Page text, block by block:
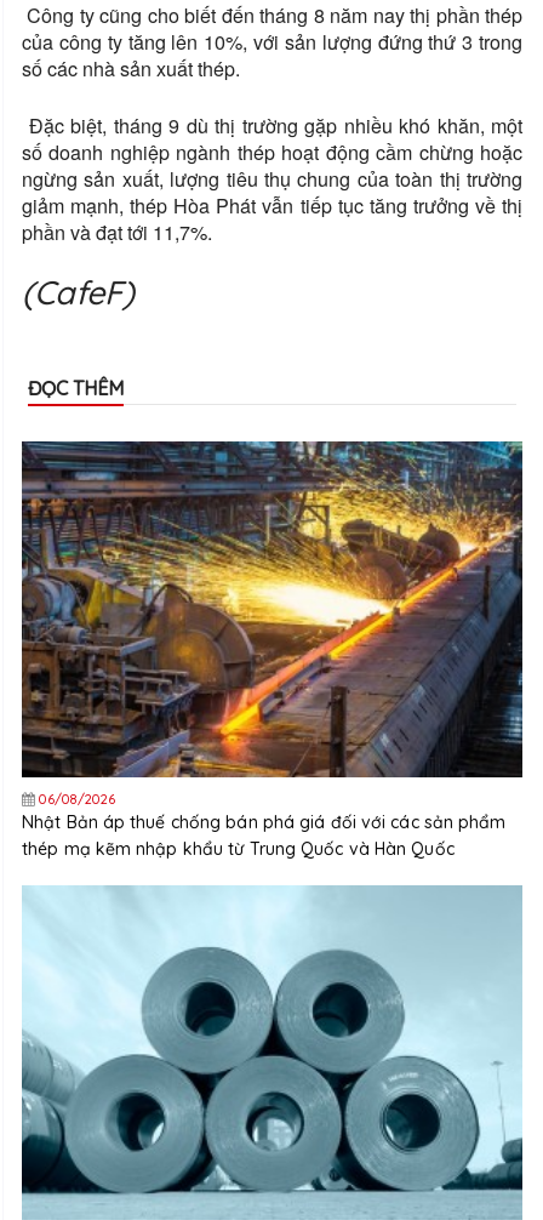
Công ty cũng cho biết đến tháng 8 năm nay thị phần thép
của công ty tăng lên 10%, với sản lượng đứng thứ 3 trong
số các nhà sản xuất thép.
Đặc biệt, tháng 9 dù thị trường gặp nhiều khó khăn, một
số doanh nghiệp ngành thép hoạt động cầm chừng hoặc
ngừng sản xuất, lượng tiêu thụ chung của toàn thị trường
giảm mạnh, thép Hòa Phát vẫn tiếp tục tăng trưởng về thị
phần và đạt tới 11,7%.
(CafeF)
ĐỌC THÊM
06/08/2026
Nhật Bản áp thuế chống bán phá giá đối với các sản phẩm
thép mạ kẽm nhập khẩu từ Trung Quốc và Hàn Quốc